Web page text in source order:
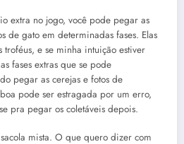
extra no jogo, você pode pegar as
de gato em determinadas fases. Elas
troféus, e se minha intuição estiver
fases extras que se pode
pegar as cerejas e fotos de
pode ser estragada por um erro,
pra pegar os coletáveis depois.
mista. O que quero dizer com